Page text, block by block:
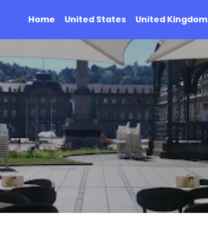
Home United States United Kingdom